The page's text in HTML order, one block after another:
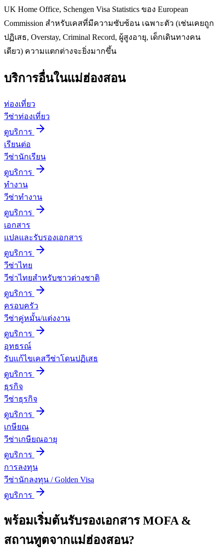
UK Home Office, Schengen Visa Statistics ของ European
Commission สำหรับเคสที่มีความซับซ้อน เฉพาะตัว (เช่นเคยถูก
ปฏิเสธ, Overstay, Criminal Record, ผู้สูงอายุ, เด็กเดินทางคน
เดียว) ความแตกต่างจะยิ่งมากขึ้น
บริการอื่นในแม่ฮ่องสอน
ท่องเที่ยว
วีซ่าท่องเที่ยว
ดูบริการ
เรียนต่อ
วีซ่านักเรียน
ดูบริการ
ทำงาน
วีซ่าทำงาน
ดูบริการ
เอกสาร
แปลและรับรองเอกสาร
ดูบริการ
วีซ่าไทย
วีซ่าไทยสำหรับชาวต่างชาติ
ดูบริการ
ครอบครัว
วีซ่าคู่หมั้น/แต่งงาน
ดูบริการ
อุทธรณ์
รับแก้ไขเคสวีซ่าโดนปฏิเสธ
ดูบริการ
ธุรกิจ
วีซ่าธุรกิจ
ดูบริการ
เกษียณ
วีซ่าเกษียณอายุ
ดูบริการ
การลงทุน
วีซ่านักลงทุน / Golden Visa
ดูบริการ
พร้อมเริ่มต้นรับรองเอกสาร MOFA &
สถานทูตจากแม่ฮ่องสอน?